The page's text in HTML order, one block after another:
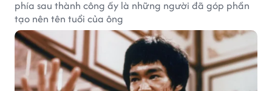
phía sau thành công ấy là những người đã góp phần
tạo nên tên tuổi của ông